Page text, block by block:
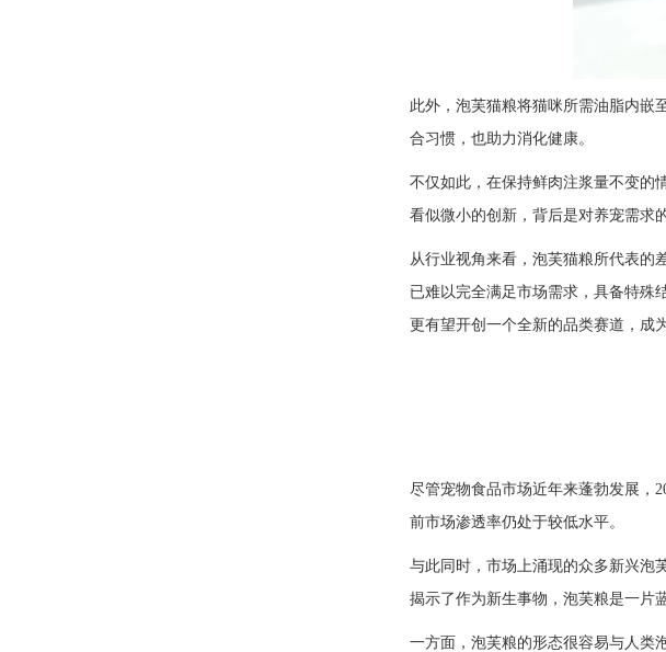
此外，泡芙猫粮将猫咪所需油脂内嵌
合习惯，也助力消化健康。
不仅如此，在保持鲜肉注浆量不变的
看似微小的创新，背后是对养宠需求
从行业视角来看，泡芙猫粮所代表的
已难以完全满足市场需求，具备特殊
更有望开创一个全新的品类赛道，成
尽管宠物食品市场近年来蓬勃发展，
前市场渗透率仍处于较低水平。
与此同时，市场上涌现的众多新兴泡
揭示了作为新生事物，泡芙粮是一片蓝
一方面，泡芙粮的形态很容易与人类